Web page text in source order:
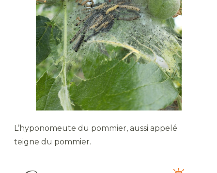
L’hyponomeute du pommier, aussi appelé
teigne du pommier.